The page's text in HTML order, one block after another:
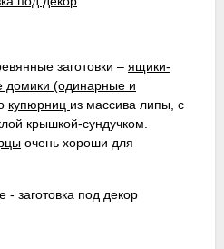
заготовки – ящики-
домики (одинарные и
купюрниц из массива липы, с
крышкой-сундучком.
очень хороши для